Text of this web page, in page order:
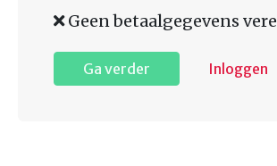
Geen betaalgegevens
Ga verder Inloggen